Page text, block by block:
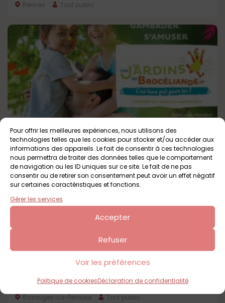
Pour offrir les meilleures expériences, nous utilisons des
technologies telles que les cookies pour stocker et/ou accéder aux
informations des appareils. Le fait de consentir à ces technologies
nous permettra de traiter des données telles que le comportement
de navigation ou les ID uniques sur ce site. Le fait de ne pas
consentir ou de retirer son consentement peut avoir un effet négatif
sur certaines caractéristiques et fonctions.
Gérer les services
Accepter
Refuser
Voir les préférences
Politique de cookiesDéclaration de confidentialité
Rennes Tout public
Les Jardins de Brocéliande
Bréal-sous-Montfort Tout public
Forêt de Villecartier
Bazouges-La-Pérouse Tout public